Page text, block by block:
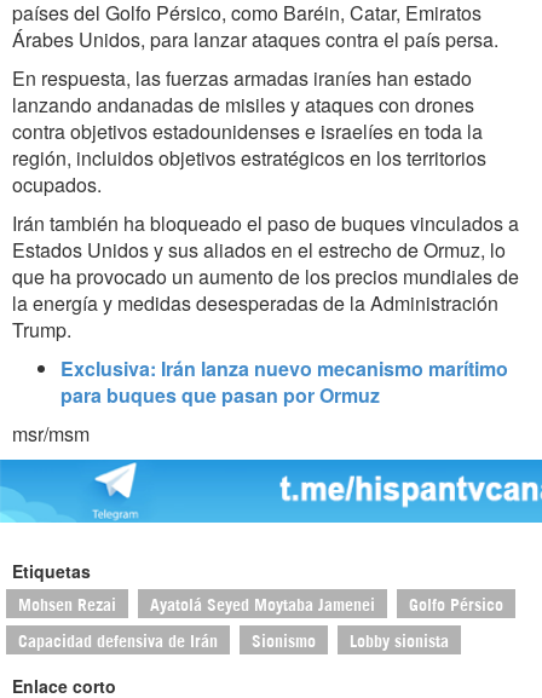
países del Golfo Pérsico, como Baréin, Catar, Emiratos
Árabes Unidos, para lanzar ataques contra el país persa.
En respuesta, las fuerzas armadas iraníes han estado
lanzando andanadas de misiles y ataques con drones
contra objetivos estadounidenses e israelíes en toda la
región, incluidos objetivos estratégicos en los territorios
ocupados.
Irán también ha bloqueado el paso de buques vinculados a
Estados Unidos y sus aliados en el estrecho de Ormuz, lo
que ha provocado un aumento de los precios mundiales de
la energía y medidas desesperadas de la Administración
Trump.
Exclusiva: Irán lanza nuevo mecanismo marítimo
para buques que pasan por Ormuz
msr/msm
Etiquetas
Mohsen Rezai Ayatolá Seyed Moytaba Jamenei Golfo Pérsico
Capacidad defensiva de Irán Sionismo Lobby sionista
Enlace corto